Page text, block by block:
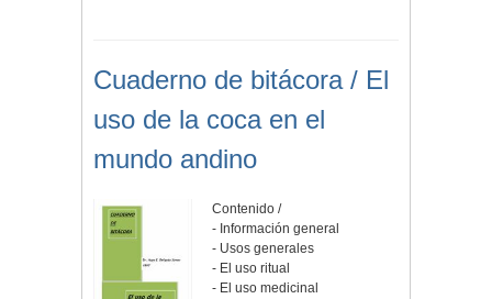
Cuaderno de bitácora / El
uso de la coca en el
mundo andino
Contenido /
- Información general
- Usos generales
- El uso ritual
- El uso medicinal